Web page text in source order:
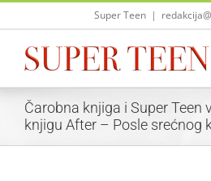
Skip
Super Teen |
Čarobna knjiga i Super Teen
knjigu After – Posle srećnog